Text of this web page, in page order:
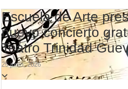
Campeonato TC JK: Diego Cordone
Jubilación en Argentina: qué requisitos
Opinión: Buscando una mejor
Cédulas de identidad: residentes
La 5° edición del festival de cine en
Escuela de Arte
nuevo concierto
Teatro Trinidad
25 junio, 2026